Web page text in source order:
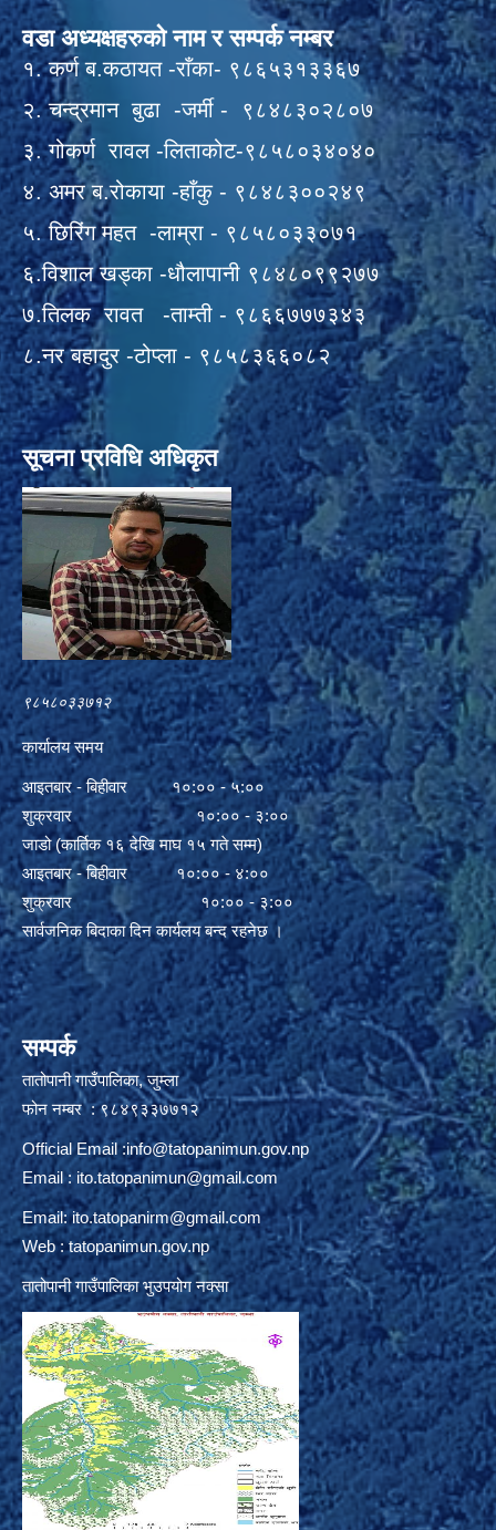
वडा अध्यक्षहरुको नाम र सम्पर्क नम्बर
१. कर्ण ब.कठायत -राँका- ९८६५३१३३६७
२. चन्द्रमान बुढा -जर्मी - ९८४८३०२८०७
३. गोकर्ण रावल -लिताकोट-९८५८०३४०४०
४. अमर ब.रोकाया -हाँकु - ९८४८३००२४९
५. छिरिंग महत -लाम्रा - ९८५८०३३०७१
६.विशाल खड्का -धौलापानी ९८४८०९९२७७
७.तिलक रावत -ताम्ती - ९८६६७७७३४३
८.नर बहादुर -टोप्ला - ९८५८३६६०८२
सूचना प्रविधि अधिकृत
९८५८०३३७१२
कार्यालय समय
आइतबार - बिहीवार १०:०० - ५:००
शुक्रवार १०:०० - ३:००
जाडो (कार्तिक १६ देखि माघ १५ गते सम्म)
आइतबार - बिहीवार १०:०० - ४:००
शुक्रवार १०:०० - ३:००
सार्वजनिक बिदाका दिन कार्यलय बन्द रहनेछ ।
सम्पर्क
तातोपानी गाउँपालिका, जुम्ला
फोन नम्बर : ९८४९३३७७१२
Official Email :info@tatopanimun.gov.np
Email :ito.tatopanimun@gmail.com
Email:ito.tatopanirm@gmail.com
Web : tatopanimun.gov.np
तातोपानी गाउँपालिका भुउपयोग नक्सा